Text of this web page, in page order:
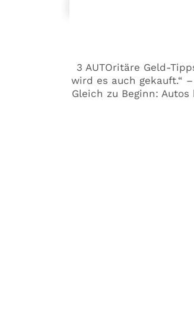
3 AUTOritäre Geld-
wird es auch gekauft.“
Gleich zu Beginn: